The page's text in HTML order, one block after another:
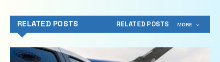
RELATED POSTS RELATED POSTS MORE